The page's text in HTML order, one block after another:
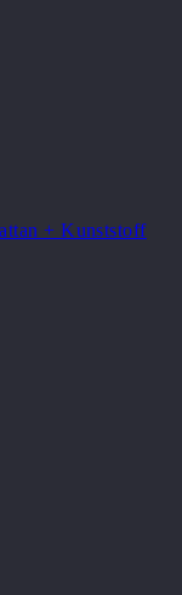
+ Kunststoff